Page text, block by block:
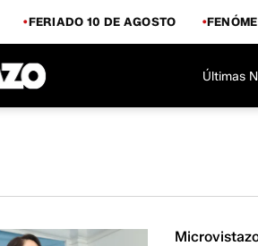
FERIADO 10 DE AGOSTO
Últimas